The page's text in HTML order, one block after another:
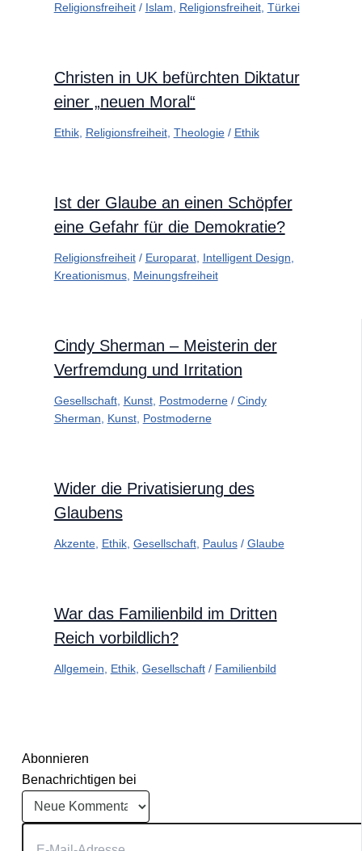
Religionsfreiheit/ Islam Religionsfreiheit, Türkei
Christen in UK befürchten Diktatur
einer „neuen Moral“
Ethik, Religionsfreiheit, Theologie/ Ethik
Ist der Glaube an einen Schöpfer
eine Gefahr für die Demokratie?
Religionsfreiheit/ Europarat, Intelligent Design
Kreationismus, Meinungsfreiheit
Cindy Sherman – Meisterin der
Verfremdung und Irritation
Gesellschaft, Kunst, Postmoderne/ Cindy
Sherman
Kunst, Postmoderne
Wider die Privatisierung des
Glaubens
Akzente, Ethik, Gesellschaft, Paulus/ Glaube
War das Familienbild im Dritten
Reich vorbildlich?
Allgemein Ethik, Gesellschaft/ Familienbild
Abonnieren
Benachrichtigen bei